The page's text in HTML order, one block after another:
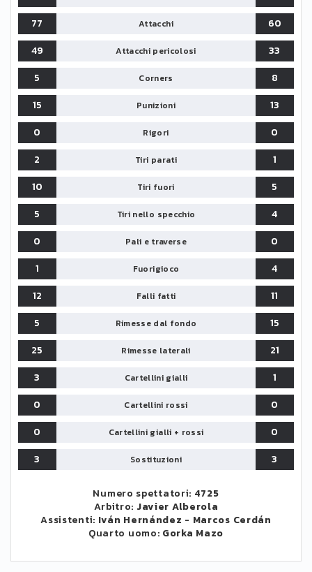
77
Attacchi
60
49
Attacchi pericolosi
33
5
Corners
8
15
Punizioni
13
0
Rigori
0
2
Tiri parati
1
10
Tiri fuori
5
5
Tiri nello specchio
4
0
Pali e traverse
0
1
Fuorigioco
4
12
Falli fatti
11
5
Rimesse dal fondo
15
25
Rimesse laterali
21
3
Cartellini gialli
1
0
Cartellini rossi
0
0
Cartellini gialli + rossi
0
3
Sostituzioni 3
Numero spettatori: 4725
Arbitro: Javier Alberola
Assistenti: Iván Hernández - Marcos Cerdán
Quarto uomo: Gorka Mazo